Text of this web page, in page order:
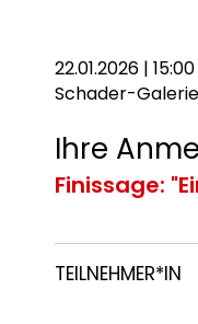
22.01.2026 |
Schader-
Ihre
Finissage:
TEILNEHMER*IN